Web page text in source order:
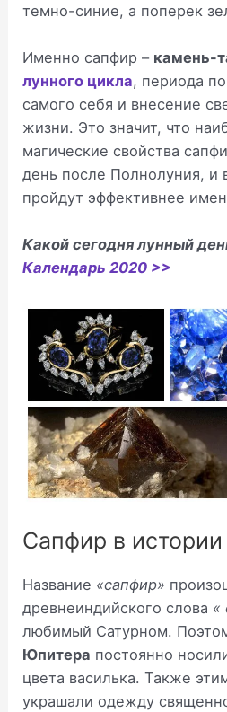
темно-синие, а поперек
Именно сапфир – камень-
лунного цикла, периода
самого себя и внесение
жизни. Это значит, что
магические свойства
день после Полнолуния, и
пройдут эффективнее
Какой сегодня лунный
Календарь 2020 >>
Сапфир в
Название «сапфир»
древнеиндийского слова «
любимый Сатурном.
Юпитера постоянно
цвета василька. Также
украшали одежду